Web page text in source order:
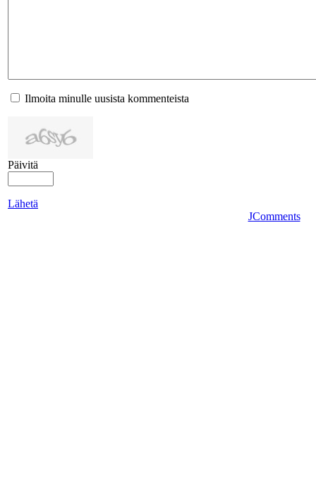
Ilmoita minulle uusista kommenteista
Päivitä
Lähetä
JComments